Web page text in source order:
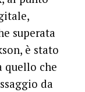
superata
è stato
quello che
da